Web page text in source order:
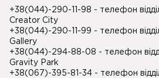
+38(044)-290-11-98 - телефон
Creator City
+38(044)-290-11-99 - телефон
Gallery
+38(044)-294-88-08 - телефон
Gravity Park
+38(067)-395-81-34 - телефон